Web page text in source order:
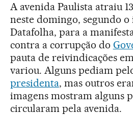
A avenida Paulista atraiu
neste domingo, segundo
Datafolha, para a
contra a corrupção do
pauta de reivindicações
variou. Alguns pediam
presidenta, mas outros
imagens mostram alguns
circularam pela avenida.